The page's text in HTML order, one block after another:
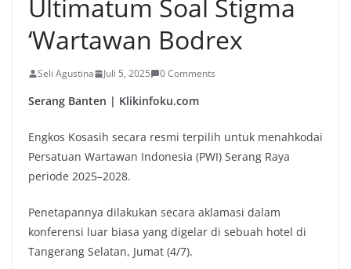
Ultimatum Soal Stigma
‘Wartawan Bodrex
Seli Agustina Juli 5, 2025 0 Comments
Serang Banten | Klikinfoku.com
Engkos Kosasih secara resmi terpilih untuk menahkodai
Persatuan Wartawan Indonesia (PWI) Serang Raya
periode 2025–2028.
Penetapannya dilakukan secara aklamasi dalam
konferensi luar biasa yang digelar di sebuah hotel di
Tangerang Selatan, Jumat (4/7).